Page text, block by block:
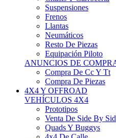
Frenos
Llantas
Neumáticos
Resto De Piezas
Equipación Piloto
ANUNCIOS DE COMPRA
Compra De Cc Y Tt
Compra De Piezas
4X4 Y OFFROAD
VEHÍCULOS 4X4
Prototipos
Venta De Side By Side
Quads Y Buggys
4x4 De Calle
PIEZAS PARA 4X4